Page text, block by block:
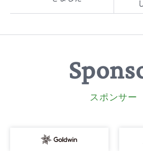
スポンサー